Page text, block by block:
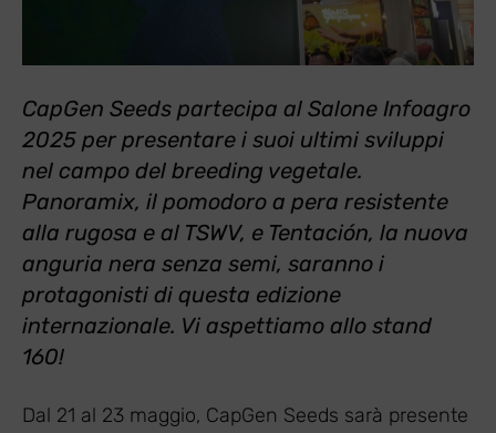
CapGen Seeds partecipa al Salone Infoagro
2025 per presentare i suoi ultimi sviluppi
nel campo del breeding vegetale.
Panoramix, il pomodoro a pera resistente
alla rugosa e al TSWV, e Tentación, la nuova
anguria nera senza semi, saranno i
protagonisti di questa edizione
internazionale. Vi aspettiamo allo stand
160!
Dal 21 al 23 maggio, CapGen Seeds sarà presente